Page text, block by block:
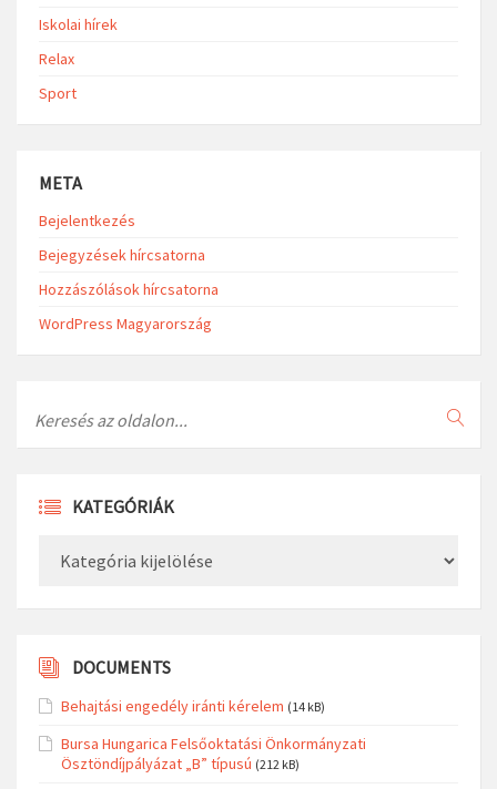
Iskolai hírek
Relax
Sport
META
Bejelentkezés
Bejegyzések hírcsatorna
Hozzászólások hírcsatorna
WordPress Magyarország
KATEGÓRIÁK
DOCUMENTS
Behajtási engedély iránti kérelem (14 kB)
Bursa Hungarica Felsőoktatási Önkormányzati
Ösztöndíjpályázat „B” típusú (212 kB)